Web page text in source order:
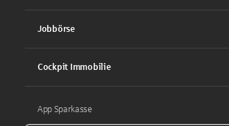
Jobbörse
Cockpit Immobilie
App Sparkasse